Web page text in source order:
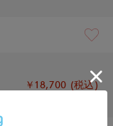
￥18,700 (税込)